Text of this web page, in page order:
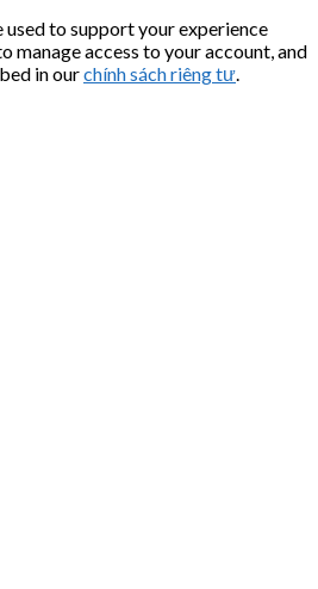
to support your experience
manage access to your account, and
in ourchính sách riêng tư.